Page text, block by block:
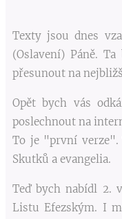
Texty jsou dnes
(Oslavení) Páně.
přesunout na
Opět bych vás
poslechnout na
To je "první verze".
Skutků a evangelia.
Teď bych nabídl 2.
Listu Efezským. I